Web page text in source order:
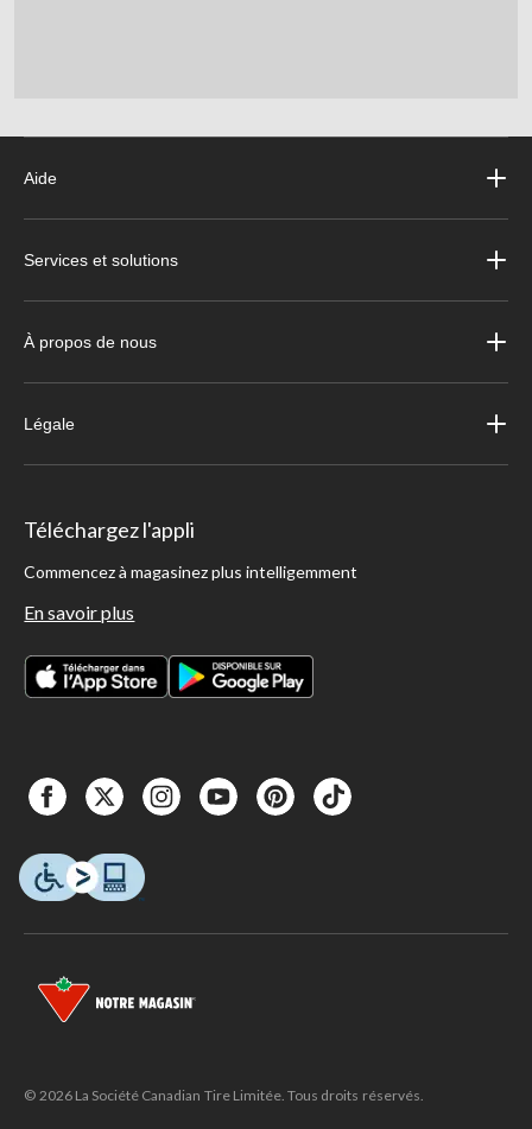
Aide
Services et solutions
À propos de nous
Légale
Téléchargez l'appli
Commencez à magasinez plus intelligemment
En savoir plus
© 2026 La Société Canadian Tire Limitée. Tous droits réservés.